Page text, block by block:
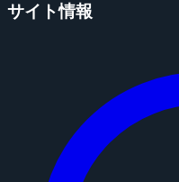
サイト情報